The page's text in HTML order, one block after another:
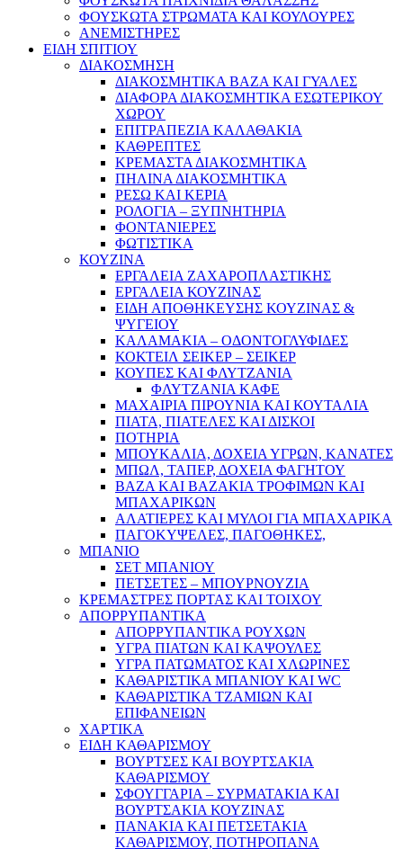
ΦΟΥΣΚΩΤΑ ΣΤΡΩΜΑΤΑ ΚΑΙ ΚΟΥΛΟΥΡΕΣ
ΑΝΕΜΙΣΤΗΡΕΣ
ΕΙΔΗ ΣΠΙΤΙΟΥ
ΔΙΑΚΟΣΜΗΣΗ
ΔΙΑΚΟΣΜΗΤΙΚΑ ΒΑΖΑ ΚΑΙ ΓΥΑΛΕΣ
ΔΙΑΦΟΡΑ ΔΙΑΚΟΣΜΗΤΙΚΑ ΕΣΩΤΕΡΙΚΟΥ
ΧΩΡΟΥ
ΕΠΙΤΡΑΠΕΖΙΑ ΚΑΛΑΘΑΚΙΑ
ΚΑΘΡΕΠΤΕΣ
ΚΡΕΜΑΣΤΑ ΔΙΑΚΟΣΜΗΤΙΚΑ
ΠΗΛΙΝΑ ΔΙΑΚΟΣΜΗΤΙΚΑ
ΡΕΣΩ ΚΑΙ ΚΕΡΙΑ
ΡΟΛΟΓΙΑ – ΞΥΠΝΗΤΗΡΙΑ
ΦΟΝΤΑΝΙΕΡΕΣ
ΦΩΤΙΣΤΙΚΑ
ΚΟΥΖΙΝΑ
ΕΡΓΑΛΕΙΑ ΖΑΧΑΡΟΠΛΑΣΤΙΚΗΣ
ΕΡΓΑΛΕΙΑ ΚΟΥΖΙΝΑΣ
ΕΙΔΗ ΑΠΟΘΗΚΕΥΣΗΣ ΚΟΥΖΙΝΑΣ &
ΨΥΓΕΙΟΥ
ΚΑΛΑΜΑΚΙΑ – ΟΔΟΝΤΟΓΛΥΦΙΔΕΣ
ΚΟΚΤΕΙΛ ΣΕΙΚΕΡ – ΣΕΙΚΕΡ
ΚΟΥΠΕΣ ΚΑΙ ΦΛΥΤΖΑΝΙΑ
ΦΛΥΤΖΑΝΙΑ ΚΑΦΕ
ΜΑΧΑΙΡΙΑ ΠΙΡΟΥΝΙΑ ΚΑΙ ΚΟΥΤΑΛΙΑ
ΠΙΑΤΑ, ΠΙΑΤΕΛΕΣ ΚΑΙ ΔΙΣΚΟΙ
ΠΟΤΗΡΙΑ
ΜΠΟΥΚΑΛΙΑ, ΔΟΧΕΙΑ ΥΓΡΩΝ, ΚΑΝΑΤΕΣ
ΜΠΩΛ, ΤΑΠΕΡ, ΔΟΧΕΙΑ ΦΑΓΗΤΟΥ
ΒΑΖΑ ΚΑΙ ΒΑΖΑΚΙΑ ΤΡΟΦΙΜΩΝ ΚΑΙ
ΜΠΑΧΑΡΙΚΩΝ
ΑΛΑΤΙΕΡΕΣ ΚΑΙ ΜΥΛΟΙ ΓΙΑ ΜΠΑΧΑΡΙΚΑ
ΠΑΓΟΚΥΨΕΛΕΣ, ΠΑΓΟΘΗΚΕΣ,
ΜΠΑΝΙΟ
ΣΕΤ ΜΠΑΝΙΟΥ
ΠΕΤΣΕΤΕΣ – ΜΠΟΥΡΝΟΥΖΙΑ
ΚΡΕΜΑΣΤΡΕΣ ΠΟΡΤΑΣ ΚΑΙ ΤΟΙΧΟΥ
ΑΠΟΡΡΥΠΑΝΤΙΚΑ
ΑΠΟΡΡΥΠΑΝΤΙΚΑ ΡΟΥΧΩΝ
ΥΓΡΑ ΠΙΑΤΩΝ ΚΑΙ ΚΑΨΟΥΛΕΣ
ΥΓΡΑ ΠΑΤΩΜΑΤΟΣ ΚΑΙ ΧΛΩΡΙΝΕΣ
ΚΑΘΑΡΙΣΤΙΚΑ ΜΠΑΝΙΟΥ ΚΑΙ WC
ΚΑΘΑΡΙΣΤΙΚΑ ΤΖΑΜΙΩΝ ΚΑΙ
ΕΠΙΦΑΝΕΙΩΝ
ΧΑΡΤΙΚΑ
ΕΙΔΗ ΚΑΘΑΡΙΣΜΟΥ
ΒΟΥΡΤΣΕΣ ΚΑΙ ΒΟΥΡΤΣΑΚΙΑ
ΚΑΘΑΡΙΣΜΟΥ
ΣΦΟΥΓΓΑΡΙΑ – ΣΥΡΜΑΤΑΚΙΑ ΚΑΙ
ΒΟΥΡΤΣΑΚΙΑ ΚΟΥΖΙΝΑΣ
ΠΑΝΑΚΙΑ ΚΑΙ ΠΕΤΣΕΤΑΚΙΑ
ΚΑΘΑΡΙΣΜΟΥ, ΠΟΤΗΡΟΠΑΝΑ